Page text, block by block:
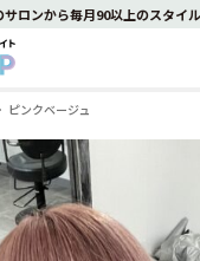
ロンから毎月90以上のスタイ
ピンクベージュ